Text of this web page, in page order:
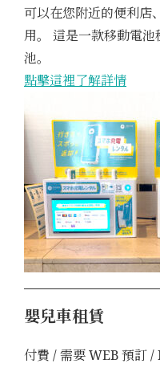
可以在您附近的便利店
用。 這是一款移動電
池。
點擊這裡了解詳情
嬰兒車租賃
付費 / 需要 WEB 預訂 /